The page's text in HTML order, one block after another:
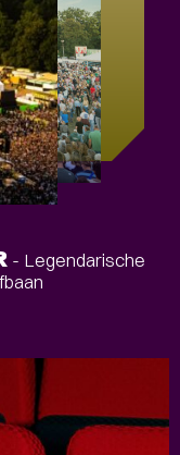
- Legendarische